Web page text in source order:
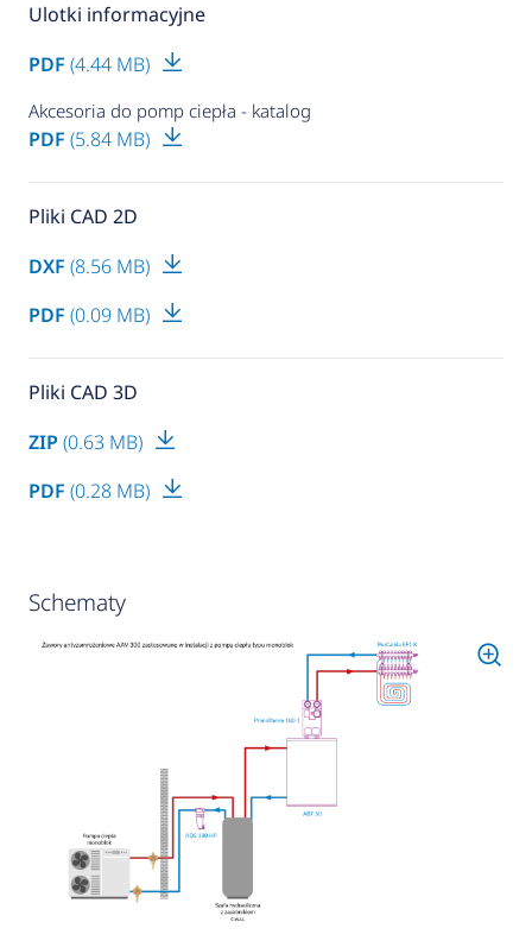
Ulotki informacyjne
PDF (4.44 MB)
Akcesoria do pomp ciepła - katalog
PDF (5.84 MB)
Pliki CAD 2D
DXF (8.56 MB)
PDF (0.09 MB)
Pliki CAD 3D
ZIP (0.63 MB)
PDF (0.28 MB)
Schematy